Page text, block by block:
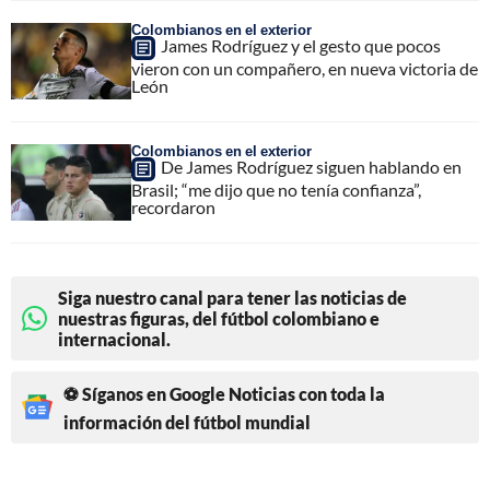
Colombianos en el exterior
James Rodríguez y el gesto que pocos
vieron con un compañero, en nueva victoria de
León
Colombianos en el exterior
De James Rodríguez siguen hablando en
Brasil; “me dijo que no tenía confianza”,
recordaron
Siga nuestro canal para tener las noticias de
nuestras figuras, del fútbol colombiano e
internacional.
⚽ Síganos en Google Noticias con toda la
información del fútbol mundial